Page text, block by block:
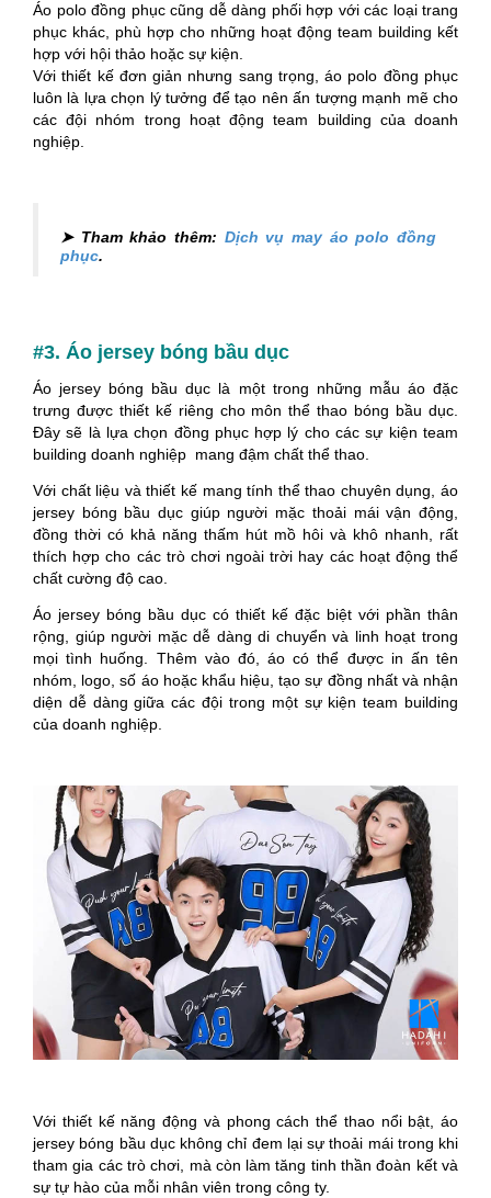
Áo polo đồng phục cũng dễ dàng phối hợp với các loại trang
phục khác, phù hợp cho những hoạt động team building kết
hợp với hội thảo hoặc sự kiện.
Với thiết kế đơn giản nhưng sang trọng, áo polo đồng phục
luôn là lựa chọn lý tưởng để tạo nên ấn tượng mạnh mẽ cho
các đội nhóm trong hoạt động team building của doanh
nghiệp.
➤ Tham khảo thêm: Dịch vụ may áo polo đồng
phục.
#3. Áo jersey bóng bầu dục
Áo jersey bóng bầu dục là một trong những mẫu áo đặc
trưng được thiết kế riêng cho môn thể thao bóng bầu dục.
Đây sẽ là lựa chọn đồng phục hợp lý cho các sự kiện team
building doanh nghiệp mang đậm chất thể thao.
Với chất liệu và thiết kế mang tính thể thao chuyên dụng, áo
jersey bóng bầu dục giúp người mặc thoải mái vận động,
đồng thời có khả năng thấm hút mồ hôi và khô nhanh, rất
thích hợp cho các trò chơi ngoài trời hay các hoạt động thể
chất cường độ cao.
Áo jersey bóng bầu dục có thiết kế đặc biệt với phần thân
rộng, giúp người mặc dễ dàng di chuyển và linh hoạt trong
mọi tình huống. Thêm vào đó, áo có thể được in ấn tên
nhóm, logo, số áo hoặc khẩu hiệu, tạo sự đồng nhất và nhận
diện dễ dàng giữa các đội trong một sự kiện team building
của doanh nghiệp.
Với thiết kế năng động và phong cách thể thao nổi bật, áo
jersey bóng bầu dục không chỉ đem lại sự thoải mái trong khi
tham gia các trò chơi, mà còn làm tăng tinh thần đoàn kết và
sự tự hào của mỗi nhân viên trong công ty.